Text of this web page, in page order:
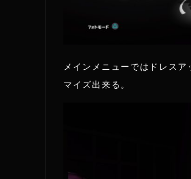
メインメニューではドレス
マイズ出来る。